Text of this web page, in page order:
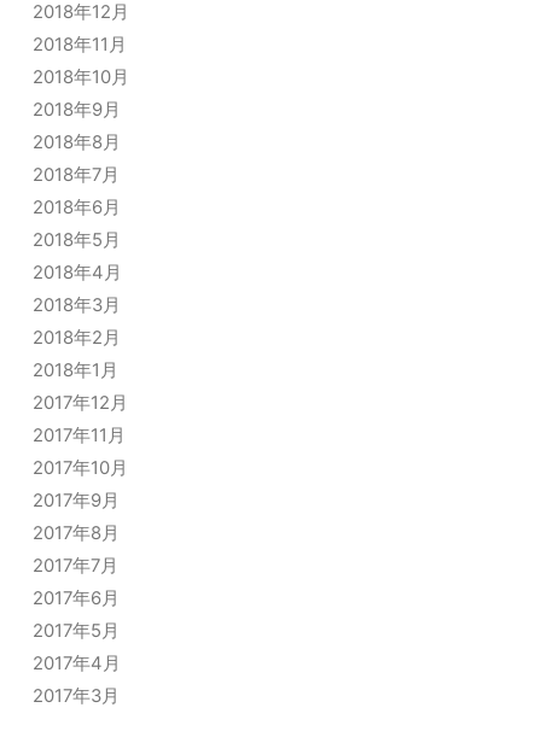
2018年12月
2018年11月
2018年10月
2018年9月
2018年8月
2018年7月
2018年6月
2018年5月
2018年4月
2018年3月
2018年2月
2018年1月
2017年12月
2017年11月
2017年10月
2017年9月
2017年8月
2017年7月
2017年6月
2017年5月
2017年4月
2017年3月